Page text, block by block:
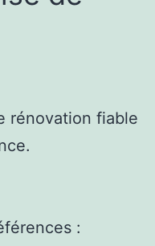
rénovation fiable
: